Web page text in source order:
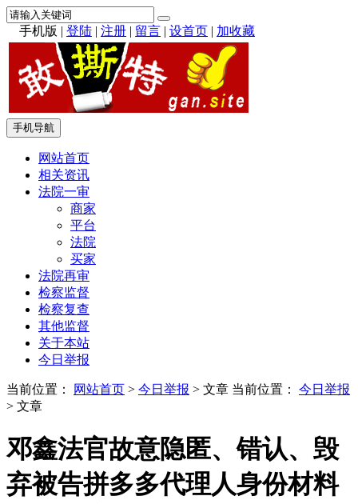
手机版 | 登陆 | 注册 | 留言 | 设首页 | 加收藏
手机导航
网站首页
相关资讯
法院一审
商家
平台
法院
买家
法院再审
检察监督
检察复查
其他监督
关于本站
今日举报
当前位置： 网站首页 > 今日举报 > 文章 当前位置： 今日举报
> 文章
邓鑫法官故意隐匿、错认、毁
弃被告拼多多代理人身份材料